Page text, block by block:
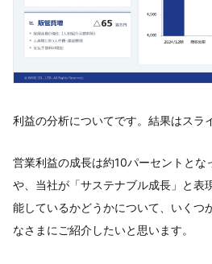
利益の分析についてです。結果はスラ
営業利益の成長は約10パーセントとな
や、当社が「サステナブル成長」と表
能しているかどうかについて、いくつ
なさまにご紹介したいと思います。